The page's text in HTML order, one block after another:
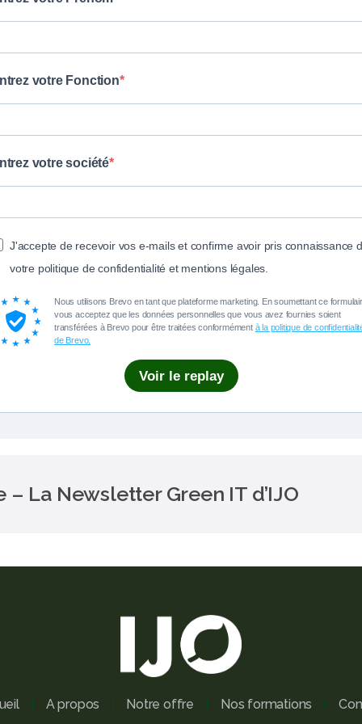
votre Fonction
votre société
J'accepte de recevoir vos e-mails et confirme avoir pris connaissance
votre politique de confidentialité et mentions légales.
Nous utilisons Brevo en tant que plateforme marketing. En soumettant ce
vous acceptez que les données personnelles que vous avez fournies soient
transférées à Brevo pour être traitées conformément à la politique de
de Brevo.
Voir le replay
La Newsletter Green IT d’IJO
A propos Notre offre Nos formations